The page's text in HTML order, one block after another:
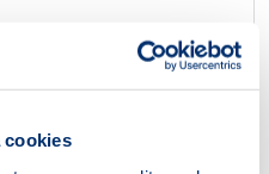
cookies